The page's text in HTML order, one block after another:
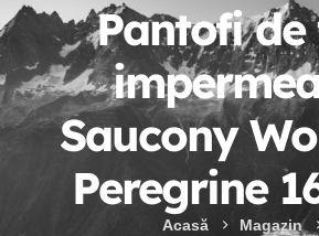
Pantofi
Saucony
Peregrine
Acasă
Magazin